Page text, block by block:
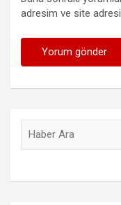
adresim ve site